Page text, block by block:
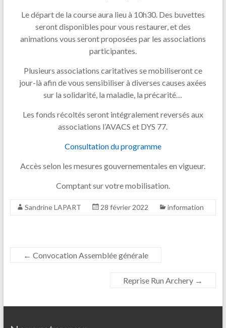
Le départ de la course aura lieu à 10h30. Des buvettes
seront disponibles pour vous restaurer, et des
animations vous seront proposées par les associations
participantes.
Plusieurs associations caritatives se mobiliseront ce
jour-là afin de vous sensibiliser à diverses causes axées
sur la solidarité, la maladie, la précarité…
Les fonds récoltés seront intégralement reversés aux
associations l’AVACS et DYS 77.
Consultation du programme
Accès selon les mesures gouvernementales en vigueur.
Comptant sur votre mobilisation.
Sandrine LAPART 28 février 2022 information
← Convocation Assemblée générale
Reprise Run Archery →